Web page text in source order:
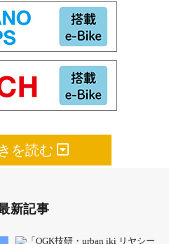
囲気が変わるのが、鹿島海軍
施設跡が霞ヶ浦にあることを
る、唯一の道の駅「たまつく
ーガー「なめパックン」。
？ と思うがおいしいの
を読む
新記事